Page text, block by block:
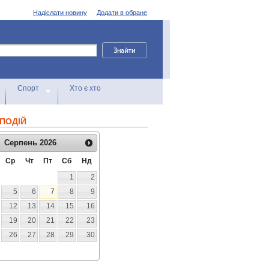
Додати в обране
Надіслати новину
Спорт Хто є хто
Серпень 2026
Ср Чт Пт Сб
Нд
1
2
5 6 7 8
9
12 13 14 15
16
19 20 21 22
23
26 27 28 29
30